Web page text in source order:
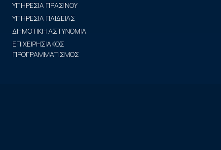
ΥΠΗΡΕΣΙΑ ΠΡΑΣΙΝΟΥ
ΥΠΗΡΕΣΙΑ ΠΑΙΔΕΙΑΣ
ΔΗΜΟΤΙΚΗ ΑΣΤΥΝΟΜΙΑ
ΕΠΙΧΕΙΡΗΣΙΑΚΟΣ
ΠΡΟΓΡΑΜΜΑΤΙΣΜΟΣ